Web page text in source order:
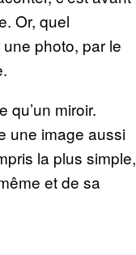
Or, quel
photo, par le
qu’un miroir.
une image aussi
la plus simple,
et de sa